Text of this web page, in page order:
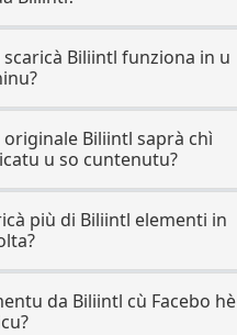
Biliintl funziona in u
Biliintl saprà chì
u so cuntenutu?
più di Biliintl elementi in
da Biliintl cù Facebo hè